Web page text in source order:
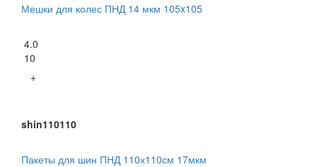
Мешки для колес ПНД 14 мкм 105x105
4.0
10
+
shin110110
Пакеты для шин ПНД 110х110см 17мкм